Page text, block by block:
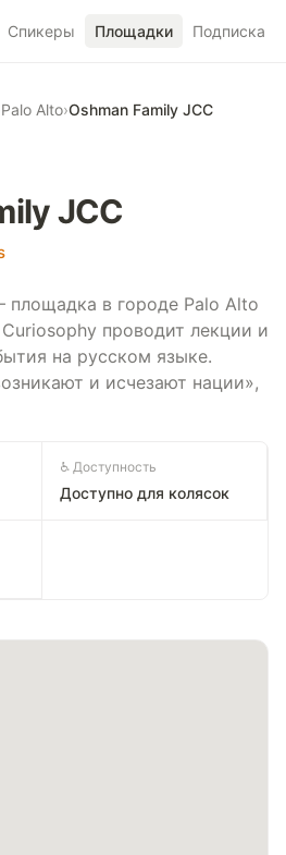
Спикеры Площадки Подписка
Palo Alto›Oshman Family JCC
JCC
площадка в городе Palo Alto
проводит лекции и
на русском языке.
и исчезают нации»,
♿ Доступность
Доступно для колясок